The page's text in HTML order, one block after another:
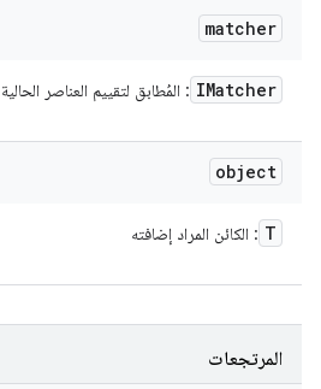
matcher
IMatcher : المُطابق لتقييم العناصر الحالية
object
T : الكائن المراد إضافته
المرتجعات